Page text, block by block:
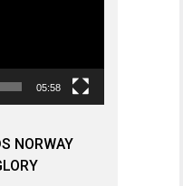
05:58
NORWAY